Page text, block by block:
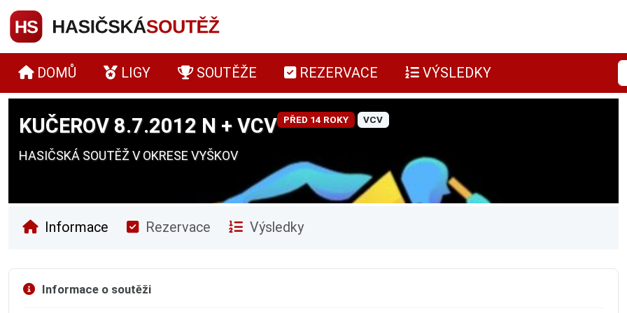
DOMŮ LIGY SOUTĚŽE REZERVACE VÝSLEDKY
KUČEROV 8.7.2012 N + VCV
HASIČSKÁ SOUTĚŽ V OKRESE VYŠKOV
PŘED 14 ROKY VCV
Informace Rezervace Výsledky
Informace o soutěži